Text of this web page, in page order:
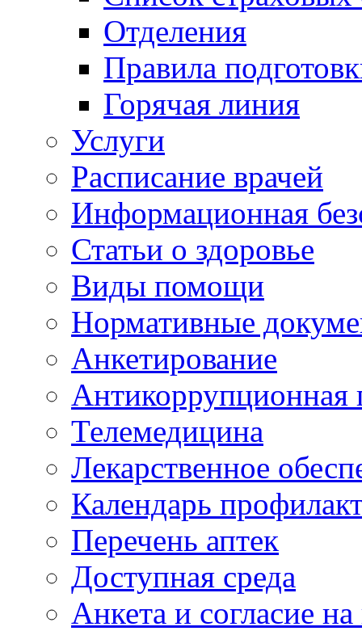
Отделения
Правила
Горячая линия
Услуги
Расписание врачей
Информационная
Статьи о здоровье
Виды помощи
Нормативные
Анкетирование
Антикоррупционная
Телемедицина
Лекарственное
Календарь
Перечень аптек
Доступная среда
Анкета и согласие